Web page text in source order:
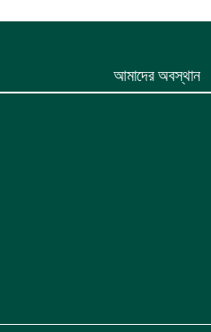
আমাদের অবস্থান